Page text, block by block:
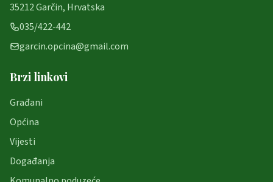
35212 Garčin, Hrvatska
035/422-442
garcin.opcina@gmail.com
Brzi linkovi
Građani
Općina
Vijesti
Događanja